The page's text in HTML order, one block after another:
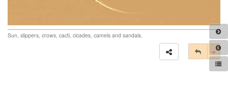
Sun, slippers, crows, cacti, cicades, camels and sandals.